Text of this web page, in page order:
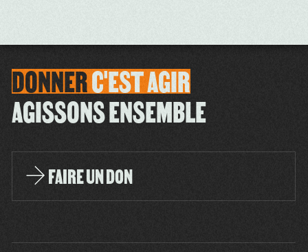
DONNERC'ESTAGIR
AGISSONS ENSEMBLE
FAIRE UN DON